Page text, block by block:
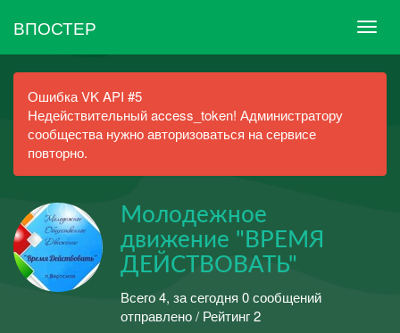
ВПОСТЕР
Ошибка VK API #5
Недействительный access_token! Администратору
сообщества нужно авторизоваться на сервисе
повторно.
Молодежное
движение "ВРЕМЯ
ДЕЙСТВОВАТЬ"
Всего 4, за сегодня 0 сообщений
отправлено / Рейтинг 2